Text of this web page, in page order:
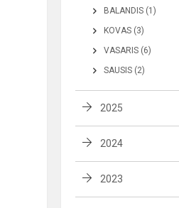
BALANDIS (1)
KOVAS (3)
VASARIS (6)
SAUSIS (2)
2025
2024
2023